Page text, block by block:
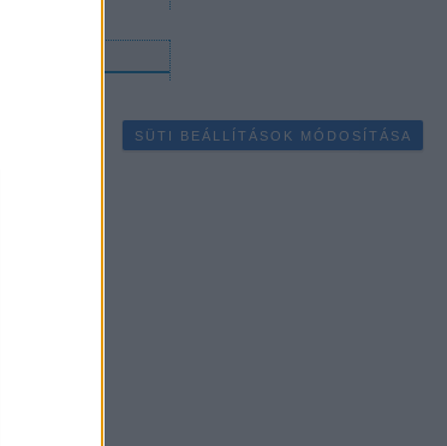
SÜTI BEÁLLÍTÁSOK MÓDOSÍTÁSA